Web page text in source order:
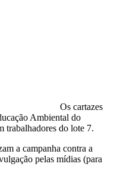
Os cartazes
Ambiental do
trabalhadores do lote 7.
a campanha contra a
pelas mídias (para